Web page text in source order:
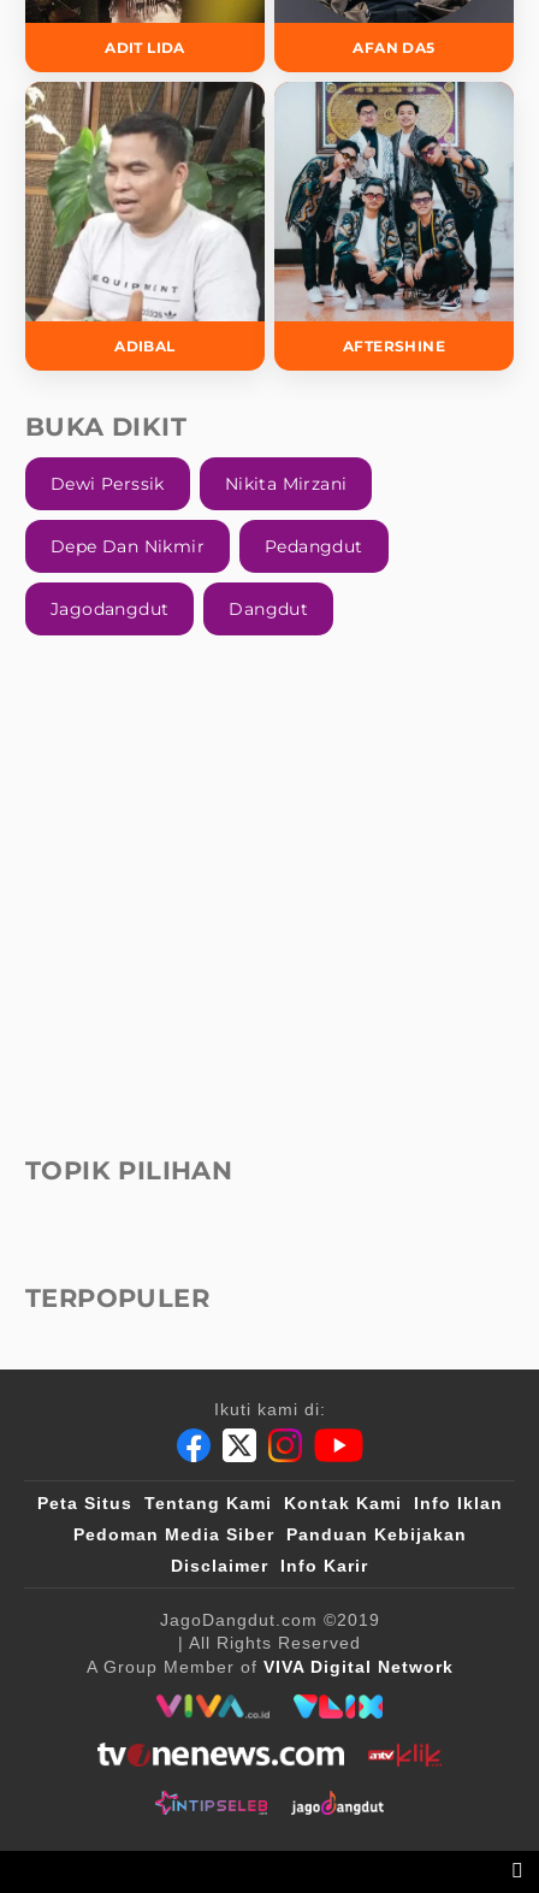
ADIT LIDA AFAN DA5
ADIBAL AFTERSHINE
BUKA DIKIT
Dewi Perssik Nikita Mirzani
Depe Dan Nikmir Pedangdut
Jagodangdut Dangdut
TOPIK PILIHAN
TERPOPULER
Ikuti kami di:
Peta Situs Tentang Kami Kontak Kami
Info Iklan
Pedoman Media Siber
Panduan Kebijakan
Disclaimer
Info Karir
JagoDangdut.com ©2019
| All Rights Reserved
A Group Member of VIVA Digital Network
